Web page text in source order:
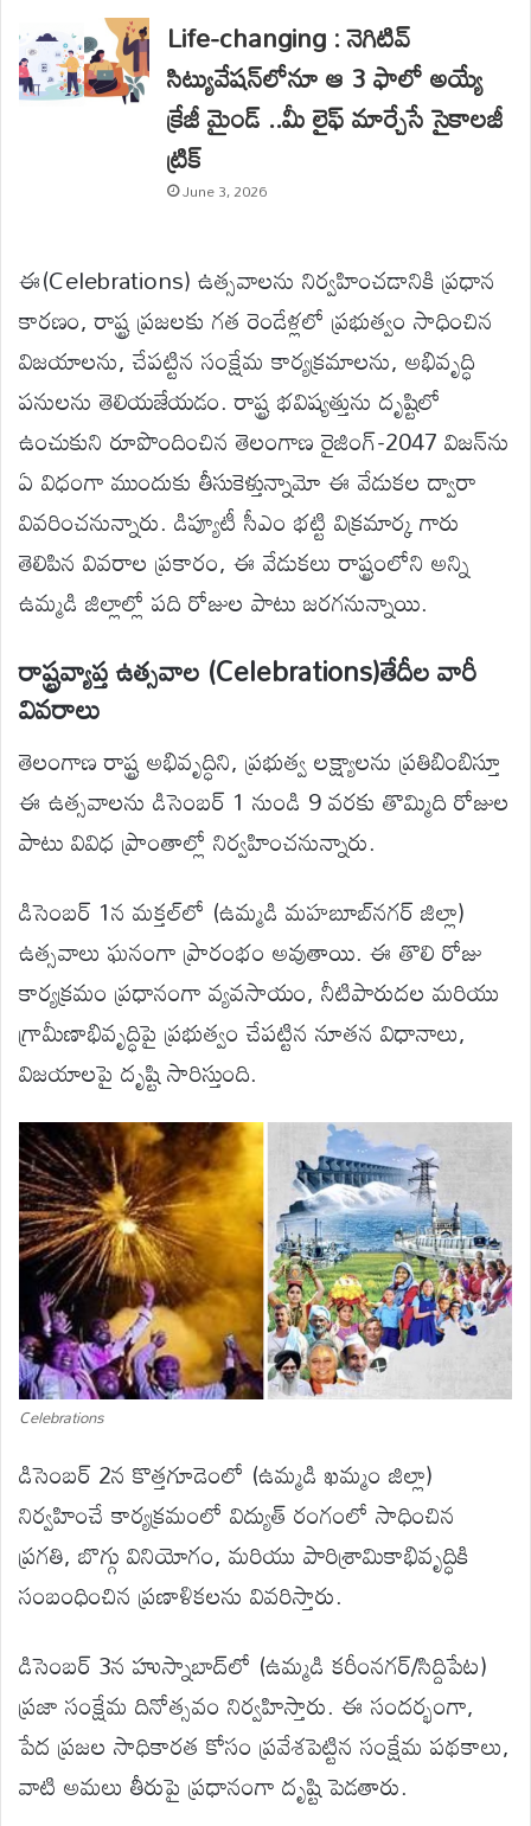
Life-changing : నెగిటివ్
సిట్యువేషన్‌లోనూ ఆ 3 ఫాలో అయ్యే
క్రేజీ మైండ్ ..మీ లైఫ్ మార్చేసే సైకాలజీ
ట్రిక్
June 3, 2026
ఈ(Celebrations) ఉత్సవాలను నిర్వహించడానికి ప్రధాన
కారణం, రాష్ట్ర ప్రజలకు గత రెండేళ్లలో ప్రభుత్వం సాధించిన
విజయాలను, చేపట్టిన సంక్షేమ కార్యక్రమాలను, అభివృద్ధి
పనులను తెలియజేయడం. రాష్ట్ర భవిష్యత్తును దృష్టిలో
ఉంచుకుని రూపొందించిన తెలంగాణ రైజింగ్-2047 విజన్‌ను
ఏ విధంగా ముందుకు తీసుకెళ్తున్నామో ఈ వేడుకల ద్వారా
వివరించనున్నారు. డిప్యూటీ సీఎం భట్టి విక్రమార్క గారు
తెలిపిన వివరాల ప్రకారం, ఈ వేడుకలు రాష్ట్రంలోని అన్ని
ఉమ్మడి జిల్లాల్లో పది రోజుల పాటు జరగనున్నాయి.
రాష్ట్రవ్యాప్త ఉత్సవాల (Celebrations)తేదీల వారీ
వివరాలు
తెలంగాణ రాష్ట్ర అభివృద్ధిని, ప్రభుత్వ లక్ష్యాలను ప్రతిబింబిస్తూ
ఈ ఉత్సవాలను డిసెంబర్ 1 నుండి 9 వరకు తొమ్మిది రోజుల
పాటు వివిధ ప్రాంతాల్లో నిర్వహించనున్నారు.
డిసెంబర్ 1న మక్తల్‌లో (ఉమ్మడి మహబూబ్‌నగర్ జిల్లా)
ఉత్సవాలు ఘనంగా ప్రారంభం అవుతాయి. ఈ తొలి రోజు
కార్యక్రమం ప్రధానంగా వ్యవసాయం, నీటిపారుదల మరియు
గ్రామీణాభివృద్ధిపై ప్రభుత్వం చేపట్టిన నూతన విధానాలు,
విజయాలపై దృష్టి సారిస్తుంది.
Celebrations
డిసెంబర్ 2న కొత్తగూడెంలో (ఉమ్మడి ఖమ్మం జిల్లా)
నిర్వహించే కార్యక్రమంలో విద్యుత్ రంగంలో సాధించిన
ప్రగతి, బొగ్గు వినియోగం, మరియు పారిశ్రామికాభివృద్ధికి
సంబంధించిన ప్రణాళికలను వివరిస్తారు.
డిసెంబర్ 3న హుస్నాబాద్‌లో (ఉమ్మడి కరీంనగర్/సిద్దిపేట)
ప్రజా సంక్షేమ దినోత్సవం నిర్వహిస్తారు. ఈ సందర్భంగా,
పేద ప్రజల సాధికారత కోసం ప్రవేశపెట్టిన సంక్షేమ పథకాలు,
వాటి అమలు తీరుపై ప్రధానంగా దృష్టి పెడతారు.